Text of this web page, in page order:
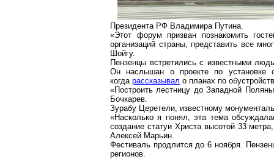
Президента РФ Владимира Путина.
«Этот форум призван познакомить
организаций страны, представить все
Шойгу.
Пензенцы встретились с известными
Он наслышан о проекте по установке
когда рассказывал о планах по
«Построить лестницу до Западной
Бочкарев.
Зурабу Церетели, известному
«Насколько я понял, эта тема
создание статуи Христа высотой 33 метра
Алексей Марьин.
Фестиваль продлится до 6 ноября.
регионов.